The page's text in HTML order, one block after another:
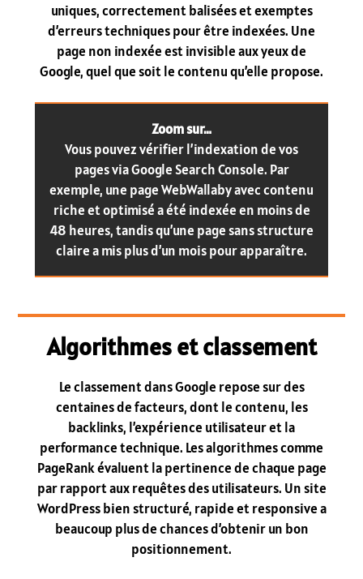
uniques, correctement balisées et exemptes
d’erreurs techniques pour être indexées. Une
page non indexée est invisible aux yeux de
Google, quel que soit le contenu qu’elle propose.
Zoom sur…
Vous pouvez vérifier l’indexation de vos
pages via Google Search Console. Par
exemple, une page WebWallaby avec contenu
riche et optimisé a été indexée en moins de
48 heures, tandis qu’une page sans structure
claire a mis plus d’un mois pour apparaître.
Algorithmes et classement
Le classement dans Google repose sur des
centaines de facteurs, dont le contenu, les
backlinks, l’expérience utilisateur et la
performance technique. Les algorithmes comme
PageRank évaluent la pertinence de chaque page
par rapport aux requêtes des utilisateurs. Un site
WordPress bien structuré, rapide et responsive a
beaucoup plus de chances d’obtenir un bon
positionnement.